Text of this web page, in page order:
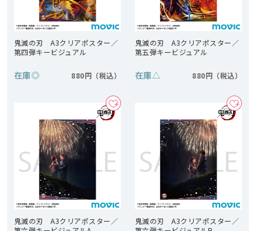
鬼滅の刃 A3クリアポスター／
第四弾キービジュアル
在庫◎ 880円
鬼滅の刃 A3クリアポスター／
第五弾キービジュアル
在庫△ 880円
鬼滅の刃 A3クリアポスター／
鬼滅の刃 A3クリアポスター／